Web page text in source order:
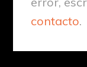
contacto.